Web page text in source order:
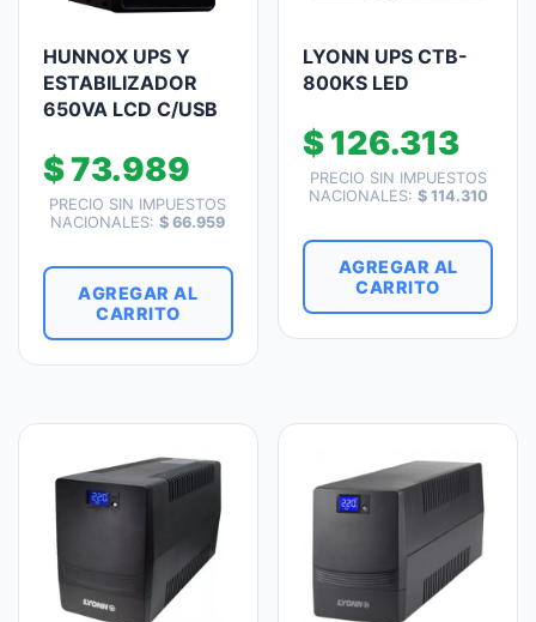
HUNNOX UPS Y
ESTABILIZADOR
650VA LCD C/USB
$73.989
PRECIO SIN IMPUESTOS
NACIONALES:$ 66.959
AGREGAR AL
CARRITO
LYONN UPS CTB-
800KS LED
$126.313
PRECIO SIN IMPUESTOS
NACIONALES: $114.310
AGREGAR AL
CARRITO